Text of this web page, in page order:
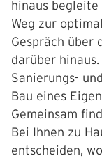
hinaus begleite
Weg zur
Gespräch über
darüber
Sanierungs-
Bau eines
Gemeinsam
Bei Ihnen zu
entscheiden,